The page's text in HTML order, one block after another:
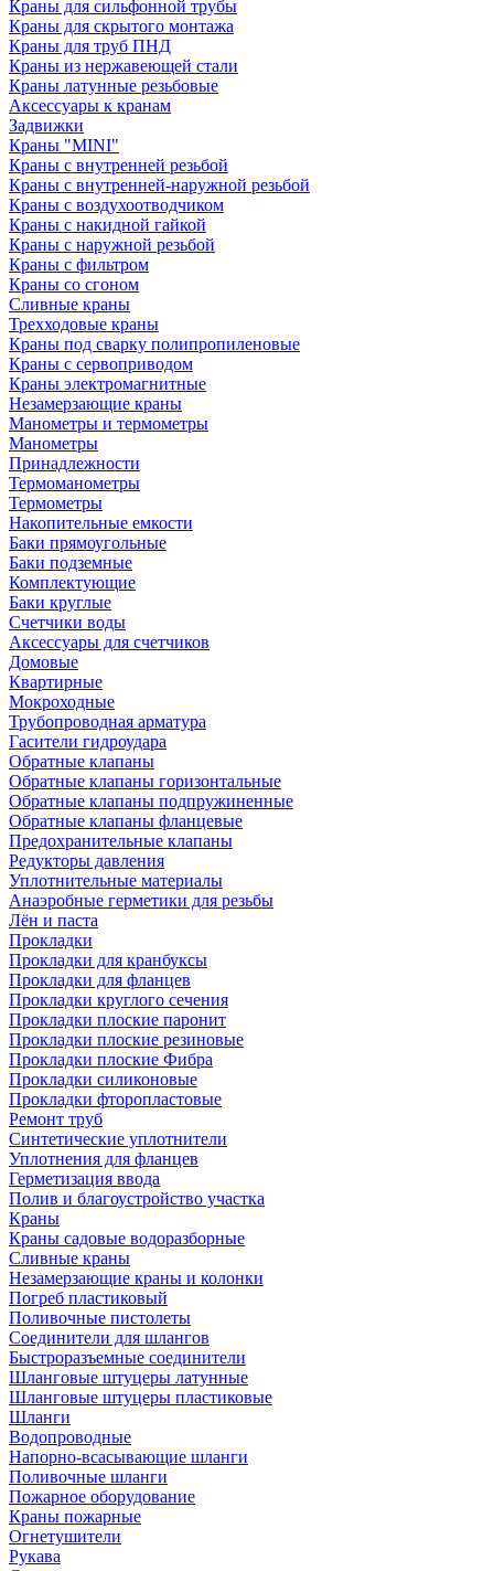
Краны для сильфонной трубы
Краны для скрытого монтажа
Краны для труб ПНД
Краны из нержавеющей стали
Краны латунные резьбовые
Аксессуары к кранам
Задвижки
Краны "MINI"
Краны с внутренней резьбой
Краны с внутренней-наружной резьбой
Краны с воздухоотводчиком
Краны с накидной гайкой
Краны с наружной резьбой
Краны с фильтром
Краны со сгоном
Сливные краны
Трехходовые краны
Краны под сварку полипропиленовые
Краны с сервоприводом
Краны электромагнитные
Незамерзающие краны
Манометры и термометры
Манометры
Принадлежности
Термоманометры
Термометры
Накопительные емкости
Баки прямоугольные
Баки подземные
Комплектующие
Баки круглые
Счетчики воды
Аксессуары для счетчиков
Домовые
Квартирные
Мокроходные
Трубопроводная арматура
Гасители гидроудара
Обратные клапаны
Обратные клапаны горизонтальные
Обратные клапаны подпружиненные
Обратные клапаны фланцевые
Предохранительные клапаны
Редукторы давления
Уплотнительные материалы
Анаэробные герметики для резьбы
Лён и паста
Прокладки
Прокладки для кранбуксы
Прокладки для фланцев
Прокладки круглого сечения
Прокладки плоские паронит
Прокладки плоские резиновые
Прокладки плоские Фибра
Прокладки силиконовые
Прокладки фторопластовые
Ремонт труб
Синтетические уплотнители
Уплотнения для фланцев
Герметизация ввода
Полив и благоустройство участка
Краны
Краны садовые водоразборные
Сливные краны
Незамерзающие краны и колонки
Погреб пластиковый
Поливочные пистолеты
Соединители для шлангов
Быстроразъемные соединители
Шланговые штуцеры латунные
Шланговые штуцеры пластиковые
Шланги
Водопроводные
Напорно-всасывающие шланги
Поливочные шланги
Пожарное оборудование
Краны пожарные
Огнетушители
Рукава